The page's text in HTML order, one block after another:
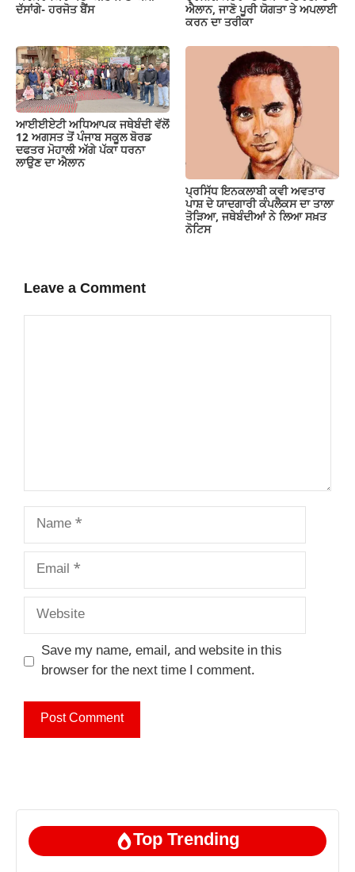
ਦੱਸਾਂਗੇ- ਹਰਜੋਤ ਬੈਂਸ
ਐਲਾਨ, ਜਾਣੋ ਪੂਰੀ ਯੋਗਤਾ ਤੇ ਅਪਲਾਈ
ਕਰਨ ਦਾ ਤਰੀਕਾ
ਆਈਈਏਟੀ ਅਧਿਆਪਕ ਜਥੇਬੰਦੀ ਵੱਲੋਂ
12 ਅਗਸਤ ਤੋਂ ਪੰਜਾਬ ਸਕੂਲ ਬੋਰਡ
ਦਫਤਰ ਮੋਹਾਲੀ ਅੱਗੇ ਪੱਕਾ ਧਰਨਾ
ਲਾਉਣ ਦਾ ਐਲਾਨ
ਪ੍ਰਸਿੱਧ ਇਨਕਲਾਬੀ ਕਵੀ ਅਵਤਾਰ
ਪਾਸ਼ ਦੇ ਯਾਦਗਾਰੀ ਕੰਪਲੈਕਸ ਦਾ ਤਾਲਾ
ਤੋੜਿਆ, ਜਥੇਬੰਦੀਆਂ ਨੇ ਲਿਆ ਸਖ਼ਤ
ਨੋਟਿਸ
Leave a Comment
Name
Email
Website
Save my name, email, and website in this
browser for the next time I comment.
Top Trending